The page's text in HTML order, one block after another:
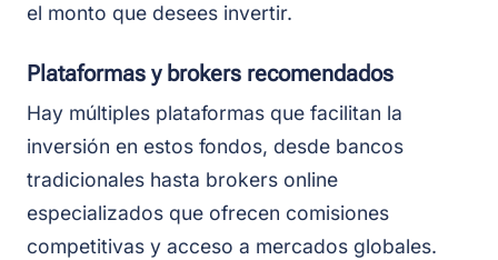
el monto que desees invertir.
Plataformas y brokers recomendados
Hay múltiples plataformas que facilitan la
inversión en estos fondos, desde bancos
tradicionales hasta brokers online
especializados que ofrecen comisiones
competitivas y acceso a mercados globales.